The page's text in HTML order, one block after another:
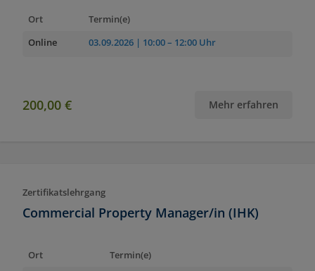
Ort
Termin(e)
Online
03.09.2026 | 10:00 – 12:00 Uhr
200,00 € Mehr erfahren
Zertifikatslehrgang
Commercial Property Manager/in (IHK)
Ort
Termin(e)